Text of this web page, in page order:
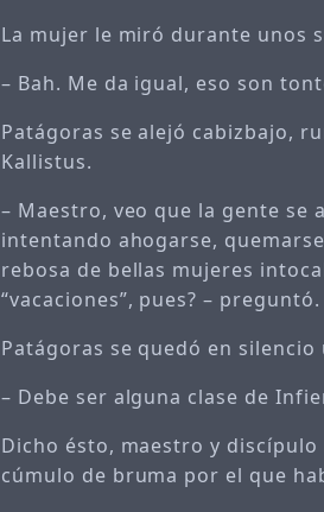
La mujer le miró durante unos
– Bah. Me da igual, eso son
Patágoras se alejó cabizbajo,
Kallistus.
– Maestro, veo que la gente se
intentando ahogarse,
rebosa de bellas mujeres
“vacaciones”, pues? – preguntó.
Patágoras se quedó en
– Debe ser alguna clase de
Dicho ésto, maestro y
cúmulo de bruma por el que